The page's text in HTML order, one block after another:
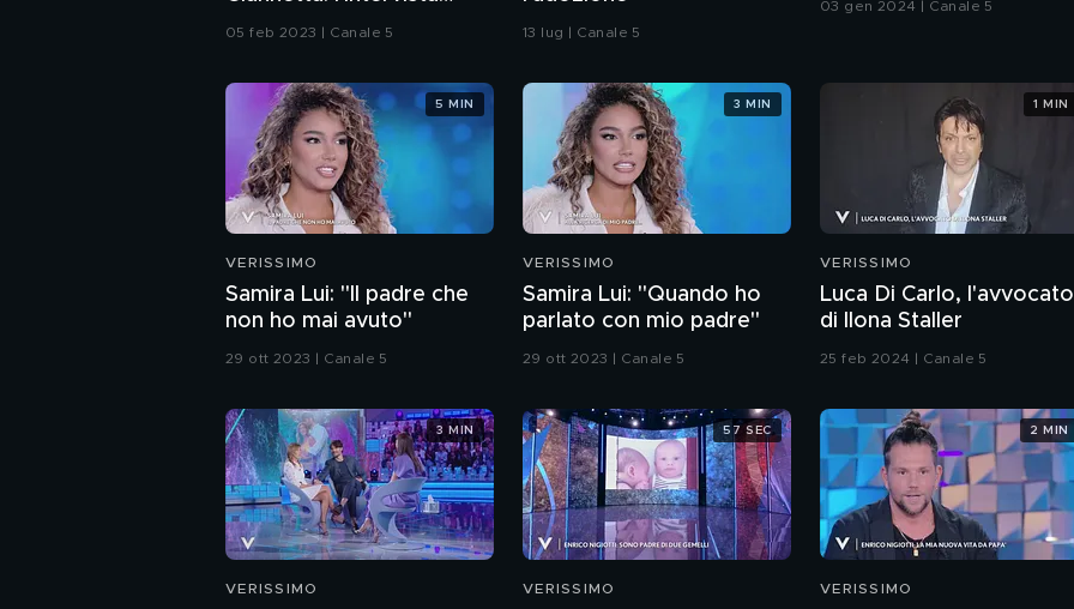
05 feb 2023 | Canale 5 13 lug | Canale 5
03 gen 2024 | Canale 5
VERISSIMO
Samira Lui: "Il padre che
non ho mai avuto"
29 ott 2023 | Canale 5
5 MIN
VERISSIMO
Samira Lui: "Quando ho
parlato con mio padre"
29 ott 2023 | Canale 5
3 MIN
VERISSIMO
Luca Di Carlo, l'avvocato
di Ilona Staller
25 feb 2024 | Canale 5
1 MIN
VERISSIMO
3 MIN
VERISSIMO
57 SEC
VERISSIMO
2 MIN